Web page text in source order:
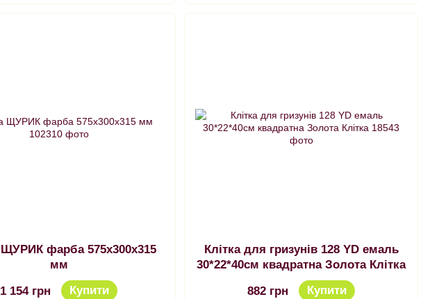
мм
1 154 грн Купити
Клітка для гризунів 128 YD емаль
30*22*40см квадратна Золота Клітка
882 грн Купити